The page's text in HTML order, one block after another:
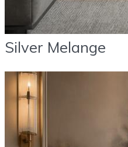
Silver Melange